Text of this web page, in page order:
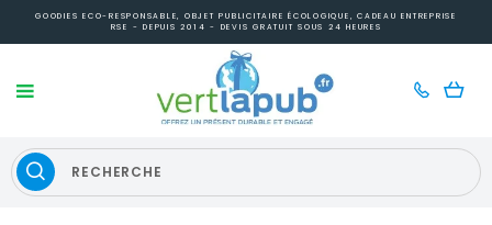
GOODIES ECO-RESPONSABLE, OBJET PUBLICITAIRE ÉCOLOGIQUE, CADEAU ENTREPRISE
RSE - DEPUIS 2014 - DEVIS GRATUIT SOUS 24 HEURES